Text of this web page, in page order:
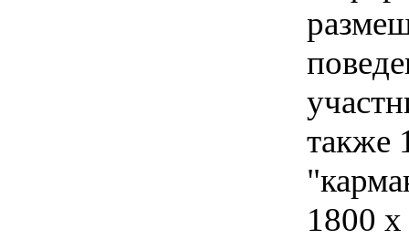
также
1800